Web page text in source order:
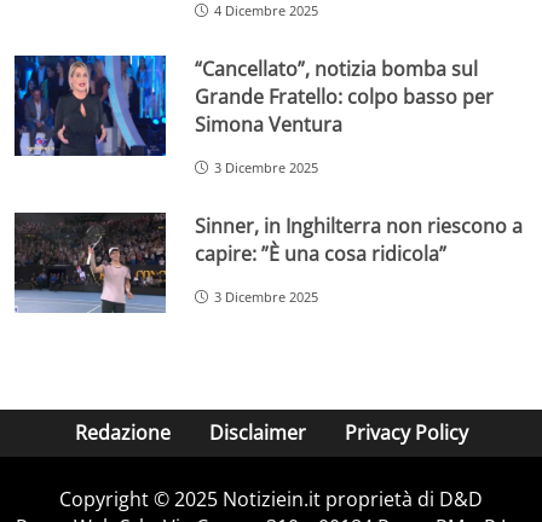
4 Dicembre 2025
“Cancellato”, notizia bomba sul
Grande Fratello: colpo basso per
Simona Ventura
3 Dicembre 2025
Sinner, in Inghilterra non riescono a
capire: ”È una cosa ridicola”
3 Dicembre 2025
Redazione Disclaimer Privacy Policy
Copyright © 2025 Notiziein.it proprietà di D&D